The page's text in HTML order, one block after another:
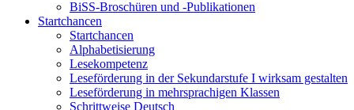
BiSS-Broschüren und -Publikationen
Startchancen
Startchancen
Alphabetisierung
Lesekompetenz
Leseförderung in der Sekundarstufe I wirksam gestalten
Leseförderung in mehrsprachigen Klassen
Schrittweise Deutsch